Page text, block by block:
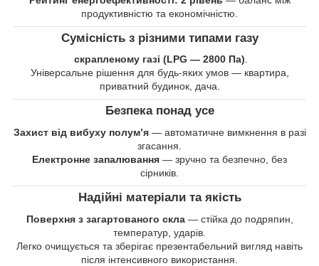
продуктивністю та економічністю.
Сумісність з різними типами газу
скрапленому газі (LPG — 2800 Па).
Універсальне рішення для будь-яких умов — квартира,
приватний будинок, дача.
Безпека понад усе
Захист від вибуху полум’я— автоматичне вимкнення в разі
згасання.
Електронне запалювання — зручно та безпечно, без
сірників.
Надійні матеріали та якість
Поверхня з загартованого скла— стійка до подряпин,
температур, ударів.
Легко очищується та зберігає презентабельний вигляд навіть
після інтенсивного використання.